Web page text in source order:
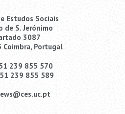
Estudos Sociais
de S. Jerónimo
3087
Portugal
239 855 570
239 855 589